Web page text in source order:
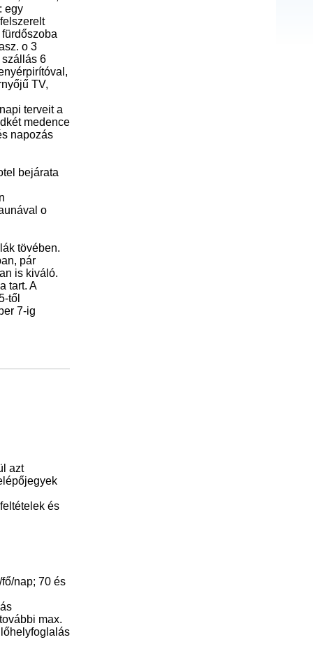
egy
o 3
szállás 6
TV,
terveit a
medence
napozás
bejárata
o
tövében.
pár
is kiváló.
tart. A
től
7-ig
azt
és
nap; 70 és
max.